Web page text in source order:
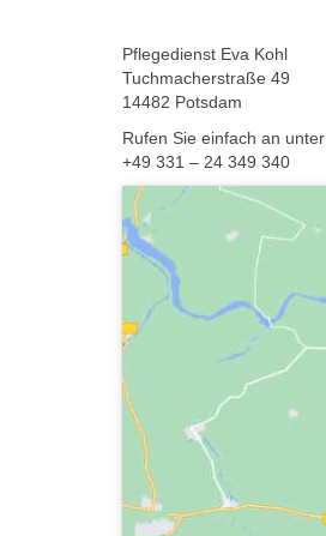
Pflegedienst Eva Kohl
Tuchmacherstraße 49
14482 Potsdam
Rufen Sie einfach an unter
+49 331 – 24 349 340